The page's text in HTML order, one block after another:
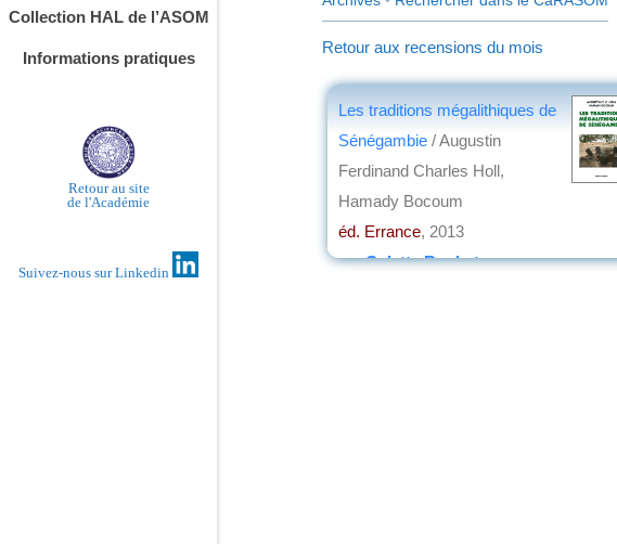
Collection HAL de l’ASOM
Informations pratiques
Retour au site
de l'Académie
Suivez-nous sur Linkedin
Retour aux recensions du mois
Les traditions mégalithiques de
Sénégambie / Augustin
Ferdinand Charles Holl,
Hamady Bocoum
éd. Errance, 2013
parColette Roubet